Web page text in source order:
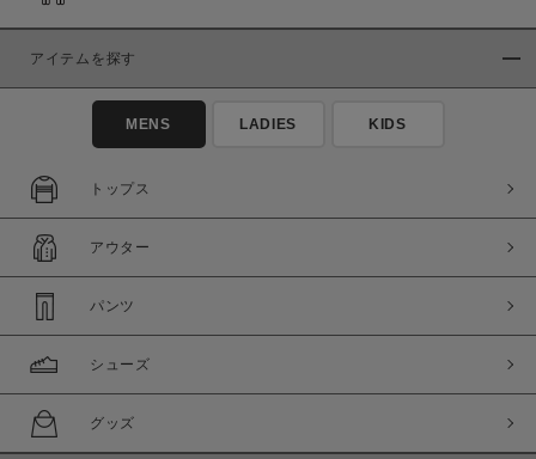
アイテムを探す
MENS LADIES KIDS
トップス
アウター
パンツ
シューズ
グッズ